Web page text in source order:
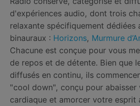
d'expériences audio, dont trois
relaxante spécifiquement dédiées
binauraux : Horizons, Murmure
Chacune est conçue pour vous
de repos et de détente. Bien que
diffusés en continu, ils
"cool down", conçu pour
cardiaque et amorcer votre esprit